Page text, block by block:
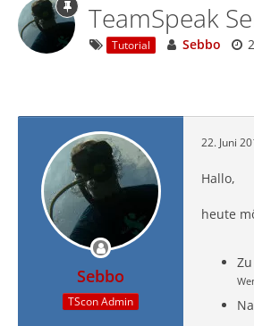
TeamSpeak
Tutorial Sebbo
Sebbo
TScon Admin
22. Juni
Hallo,
heute